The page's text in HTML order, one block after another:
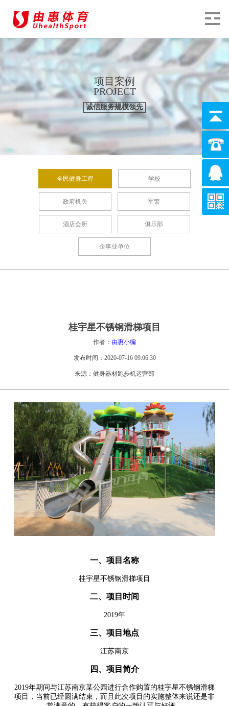
项目案例
PROJECT
诚信服务规模领先
全民健身工程 学校
政府机关 军警
酒店会所 俱乐部
企事业单位
桂宇星不锈钢滑梯项目
作者： 由惠小编
发布时间：2020-07-16 09:06:30
来源：健身器材跑步机运营部
一、项目名称
桂宇星不锈钢滑梯项目
二、项目时间
2019年
三、项目地点
江苏南京
四、项目简介
2019年期间与江苏南京某公园进行合作购置的桂宇星不锈钢滑梯
项目，当前已经圆满结束，而且此次项目的实施整体来说还是非